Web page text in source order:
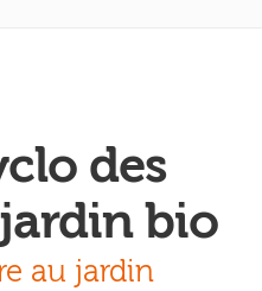
des
bio
au jardin